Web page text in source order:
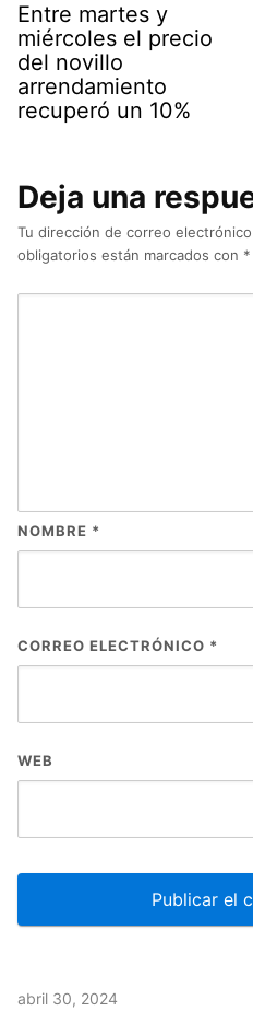
Entre martes y
miércoles el precio
del novillo
arrendamiento
recuperó un 10%
Deja una
Tu dirección de correo
obligatorios están marcados con *
NOMBRE *
CORREO ELECTRÓNICO *
WEB
abril 30, 2024